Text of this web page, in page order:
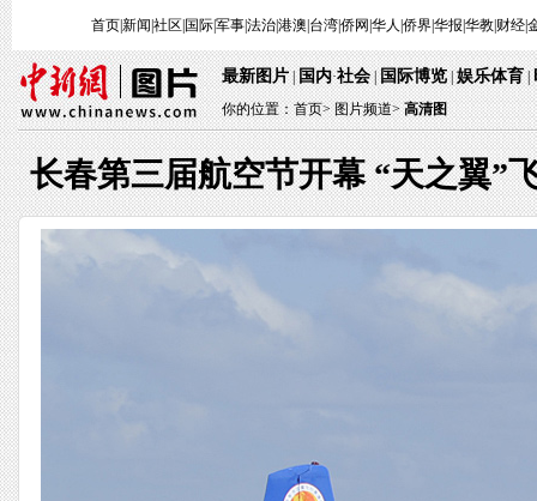
首页|新闻 社区 国际|军事|法治|港澳 台湾|侨网 华人 侨界|华报 华教| 财经|
最新图片|国内·社会|国际博览|娱乐体育|
你的位置：首页>图片频道> 高清图
长春第三届航空节开幕 “天之翼”